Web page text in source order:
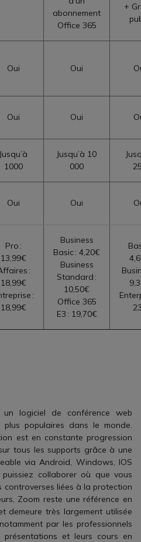
abonnement
Office 365
+
Oui Oui
Oui Oui
Jusqu’à
1000
Jusqu’à 10
000
Oui Oui
Pro :
13,99€
:
18,99€
:
18,99€
Business
Basic : 4,20€
Business
Standard :
10,50€
Office 365
E3 : 19,70€
logiciel de conférence web
populaires dans le monde.
est en constante progression
tous les supports grâce à une
via Android, Windows, IOS
collaborer où que vous
controverses liées à la protection
Zoom reste une référence en
demeure très largement utilisée
par les professionnels
présentations et leurs cours en